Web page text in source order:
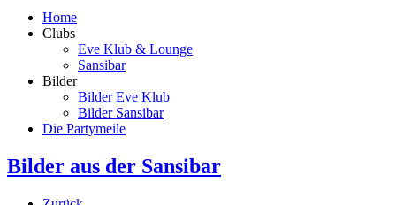
Home
Clubs
Eve Klub & Lounge
Sansibar
Bilder
Bilder Eve Klub
Bilder Sansibar
Die Partymeile
Bilder aus der Sansibar